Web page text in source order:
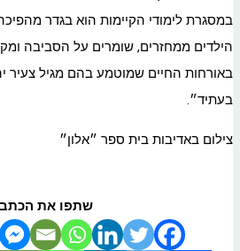
במסגרת לימודי הקיימות הוא בגדר
הילדים ממחזרים, שומרים על הסביבה
באורחות החיים שמוטמע בהם מגיל צעיר
בעתיד״.
צילום באדיבות בית ספר ״אלון״
שתפו את